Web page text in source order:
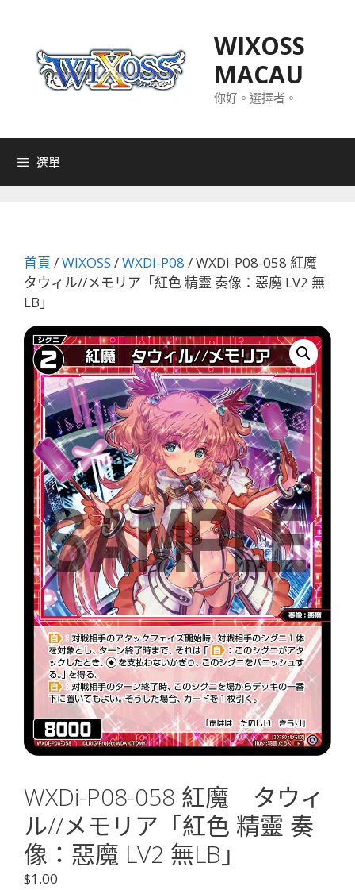
WIXOSS
MACAU
你好。選擇者。
選單
首頁 /WIXOSS /WXDi-P08 / WXDi-P08-058 紅魔
タウィル//メモリア「紅色 精靈 奏像：惡魔 LV2 無
LB」
WXDi-P08-058 紅魔 タウィ
ル//メモリア「紅色 精靈 奏
像：惡魔 LV2 無LB」
$1.00